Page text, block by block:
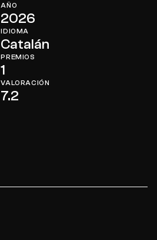
AÑO
2026
IDIOMA
Catalán
PREMIOS
1
VALORACIÓN
7.2